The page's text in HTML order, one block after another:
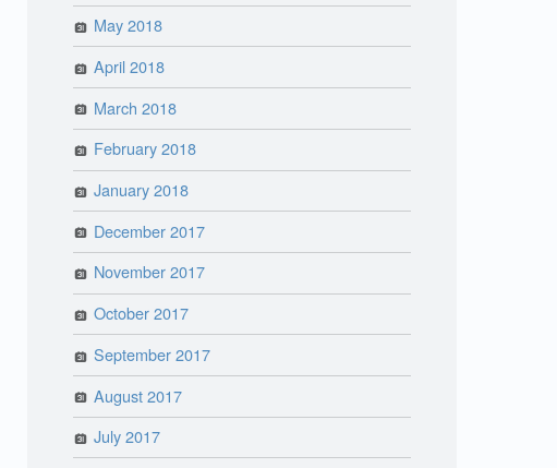
May 2018
April 2018
March 2018
February 2018
January 2018
December 2017
November 2017
October 2017
September 2017
August 2017
July 2017